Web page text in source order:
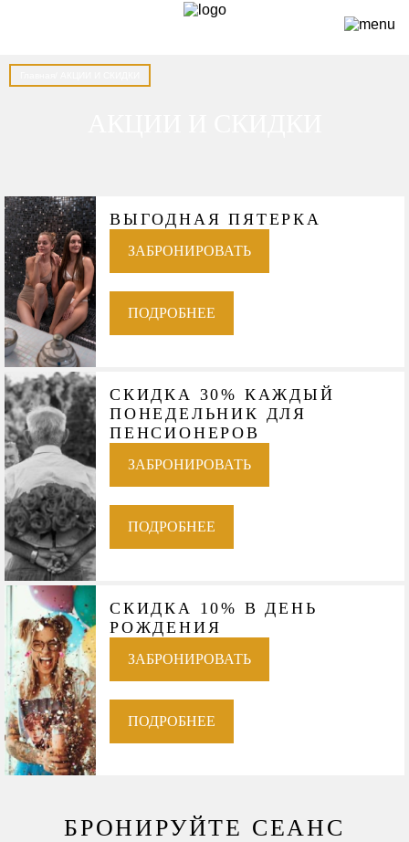
ВЫГОДНАЯ ПЯТЕРКА
ЗАБРОНИРОВАТЬ
ПОДРОБНЕЕ
СКИДКА 30% КАЖДЫЙ
ПОНЕДЕЛЬНИК ДЛЯ
ПЕНСИОНЕРОВ
ЗАБРОНИРОВАТЬ
ПОДРОБНЕЕ
СКИДКА 10% В ДЕНЬ
РОЖДЕНИЯ
ЗАБРОНИРОВАТЬ
ПОДРОБНЕЕ
БРОНИРУЙТЕ СЕАНС